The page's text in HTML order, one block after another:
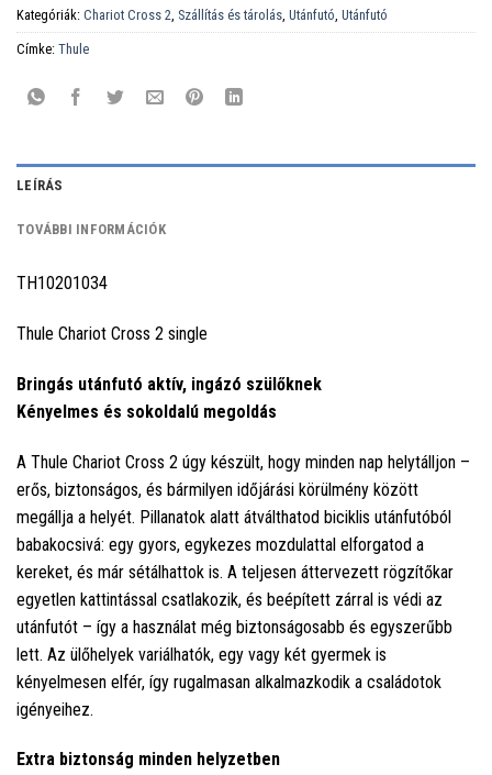
Kategóriák: Chariot Cross 2, Szállítás és tárolás, Utánfutó, Utánfutó
Címke: Thule
LEÍRÁS
TOVÁBBI INFORMÁCIÓK
TH10201034
Thule Chariot Cross 2 single
Bringás utánfutó aktív, ingázó szülőknek
Kényelmes és sokoldalú megoldás
A Thule Chariot Cross 2 úgy készült, hogy minden nap helytálljon –
erős, biztonságos, és bármilyen időjárási körülmény között
megállja a helyét. Pillanatok alatt átválthatod biciklis utánfutóból
babakocsivá: egy gyors, egykezes mozdulattal elforgatod a
kereket, és már sétálhattok is. A teljesen áttervezett rögzítőkar
egyetlen kattintással csatlakozik, és beépített zárral is védi az
utánfutót – így a használat még biztonságosabb és egyszerűbb
lett. Az ülőhelyek variálhatók, egy vagy két gyermek is
kényelmesen elfér, így rugalmasan alkalmazkodik a családotok
igényeihez.
Extra biztonság minden helyzetben